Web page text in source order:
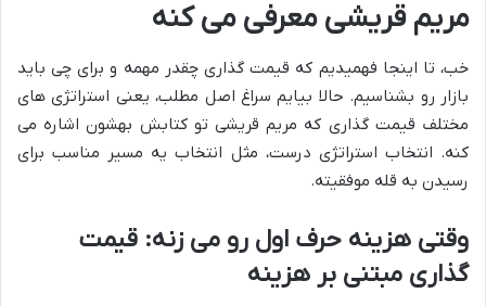
مریم قریشی معرفی می کنه
خب، تا اینجا فهمیدیم که قیمت گذاری چقدر مهمه و برای چی باید
بازار رو بشناسیم. حالا بیایم سراغ اصل مطلب، یعنی استراتژی های
مختلف قیمت گذاری که مریم قریشی تو کتابش بهشون اشاره می
کنه. انتخاب استراتژی درست، مثل انتخاب یه مسیر مناسب برای
رسیدن به قله موفقیته.
وقتی هزینه حرف اول رو می زنه: قیمت
گذاری مبتنی بر هزینه